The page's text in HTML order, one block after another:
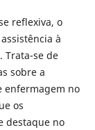
reflexiva, o
à
Trata-se de
sobre a
enfermagem no
os
destaque no